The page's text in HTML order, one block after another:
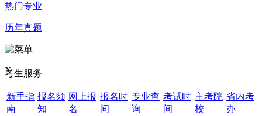
热门专业
历年真题
X
考生服务
新手指
南
报名须
知
网上报
名
报名时
间
专业查
询
考试时
间
主考院
校
省内考
办